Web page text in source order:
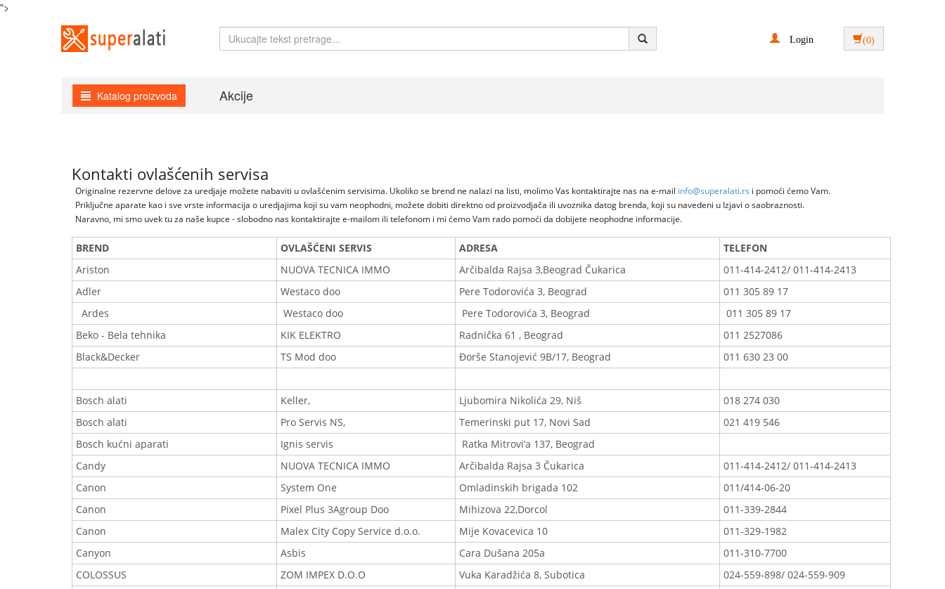
">
Login (0)
Katalog proizvoda Akcije
Kontakti ovlašćenih servisa
Originalne rezervne delove za uredjaje možete nabaviti u ovlašćenim servisima. Ukoliko se brend ne nalazi na listi, molimo Vas kontaktirajte nas na e-mail info@superalati.rs i pomoći ćemo Vam.
Priključne aparate kao i sve vrste informacija o uredjajima koji su vam neophodni, možete dobiti direktno od proizvodjača ili uvoznika datog brenda, koji su navedeni u Izjavi o saobraznosti.
Naravno, mi smo uvek tu za naše kupce - slobodno nas kontaktirajte e-mailom ili telefonom i mi ćemo Vam rado pomoći da dobijete neophodne informacije.
BREND OVLAŠĆENI SERVIS ADRESA
TELEFON
Ariston
NUOVA TECNICA IMMO Arčibalda Rajsa 3,Beograd Čukarica
011-414-2412/ 011-414-2413
Adler
Westaco doo Pere Todorovića 3, Beograd
011 305 89 17
Ardes
Westaco doo Pere Todorovića 3, Beograd
011 305 89 17
Beko - Bela tehnika
KIK ELEKTRO Radnička 61 , Beograd
011 2527086
Black&Decker
TS Mod doo Đorše Stanojević 9B/17, Beograd 011 630 23 00
Bosch alati Keller, Ljubomira Nikolića 29, Niš
018 274 030
Bosch alati
Pro Servis NS, Temerinski put 17, Novi Sad
021 419 546
Bosch kućni aparati
Ignis servis
Ratka Mitrovi’a 137, Beograd
Candy
NUOVA TECNICA IMMO Arčibalda Rajsa 3 Čukarica
011-414-2412/ 011-414-2413
Canon
System One Omladinskih brigada 102
011/414-06-20
Canon
Pixel Plus 3Agroup Doo Mihizova 22,Dorcol
011-339-2844
Canon
Malex City Copy Service d.o.o. Mije Kovacevica 10
011-329-1982
Canyon
Asbis Cara Dušana 205a
011-310-7700
COLOSSUS
ZOM IMPEX D.O.O Vuka Karadžića 8, Subotica
024-559-898/ 024-559-909